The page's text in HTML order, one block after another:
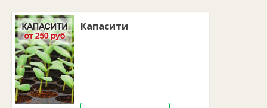
Рабочее давление в котле:не более 1 мПа.
КПД:75%.
Выход дымохода:
Рекомендуемая высота дымохода:
Объем водяного контура:
Максимальная t воды на выходе:
Вид топлива:
Капасити